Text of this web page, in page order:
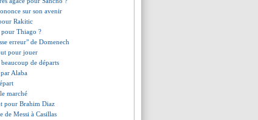
sur son avenir
Rakitic
Thiago ?
erreur" de Domenech
pour jouer
de départs
Alaba
marché
pour Brahim Diaz
de Messi à Casillas